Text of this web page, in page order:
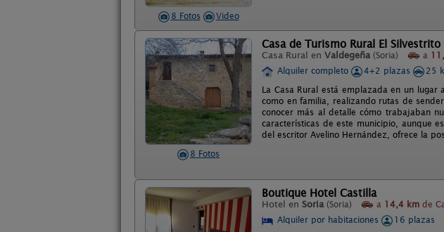
8 Fotos Video
8 Fotos
Casa de Turismo Rural El Silvestrito
Casa Rural en Valdegeña (Soria) a
Alquiler completo
4+2 plazas
25
La Casa Rural está emplazada en un
como en familia, realizando rutas de
conocer más al detalle cómo trabajaban
características de este municipio, aunque
del escritor Avelino Hernández, ofrece la
Boutique Hotel Castilla
Hotel en Soria (Soria) a 14,4 km de
Alquiler por habitaciones
16 plazas